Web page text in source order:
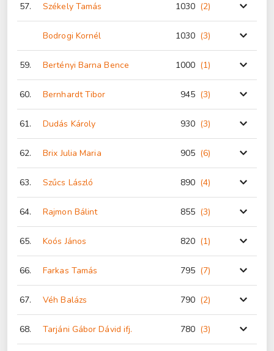
57. Székely Tamás 1030 (2)
Bodrogi Kornél 1030 (3)
59. Bertényi Barna Bence 1000 (1)
60. Bernhardt Tibor 945 (3)
61. Dudás Károly 930 (3)
62. Brix Julia Maria 905 (6)
63. Szűcs László 890 (4)
64. Rajmon Bálint 855 (3)
65. Koós János 820 (1)
66. Farkas Tamás 795 (7)
67. Véh Balázs 790 (2)
68. Tarjáni Gábor Dávid ifj. 780 (3)